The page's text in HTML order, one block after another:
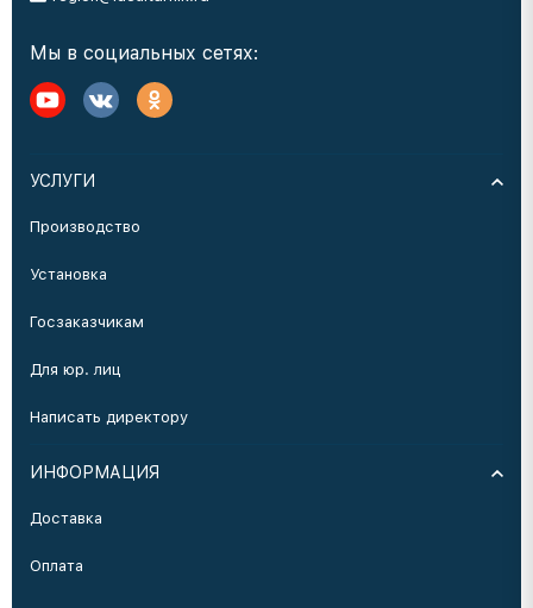
Мы в социальных сетях:
УСЛУГИ
Производство
Установка
Госзаказчикам
Для юр. лиц
Написать директору
ИНФОРМАЦИЯ
Доставка
Оплата